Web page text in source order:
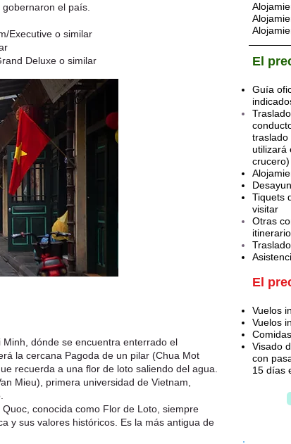
el país.
Executive o similar
Deluxe o similar
dónde se encuentra enterrado el
la cercana Pagoda de un pilar (Chua Mot
recuerda a una flor de loto saliendo del agua.
Mieu), primera universidad de Vietnam,
conocida como Flor de Loto, siempre
y sus valores históricos. Es la más antigua de
El
Guía
traslado
utilizará
crucero)
Tiquets
visitar
Otras
itinerario
El
Vuelos
Vuelos
Visado
con
15 días